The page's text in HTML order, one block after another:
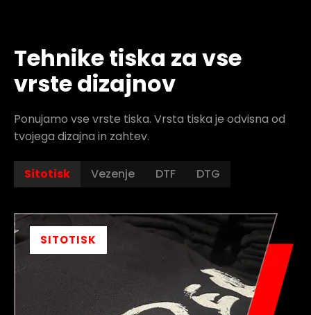
Tehnike tiska za vse
vrste dizajnov
Ponujamo vse vrste tiska. Vrsta tiska je odvisna od
tvojega dizajna in zahtev.
Sitotisk Vezenje DTF DTG
SITOTISK